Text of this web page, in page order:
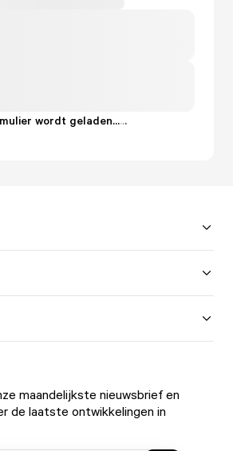
wordt geladen......
maandelijkste nieuwsbrief en
de laatste ontwikkelingen in